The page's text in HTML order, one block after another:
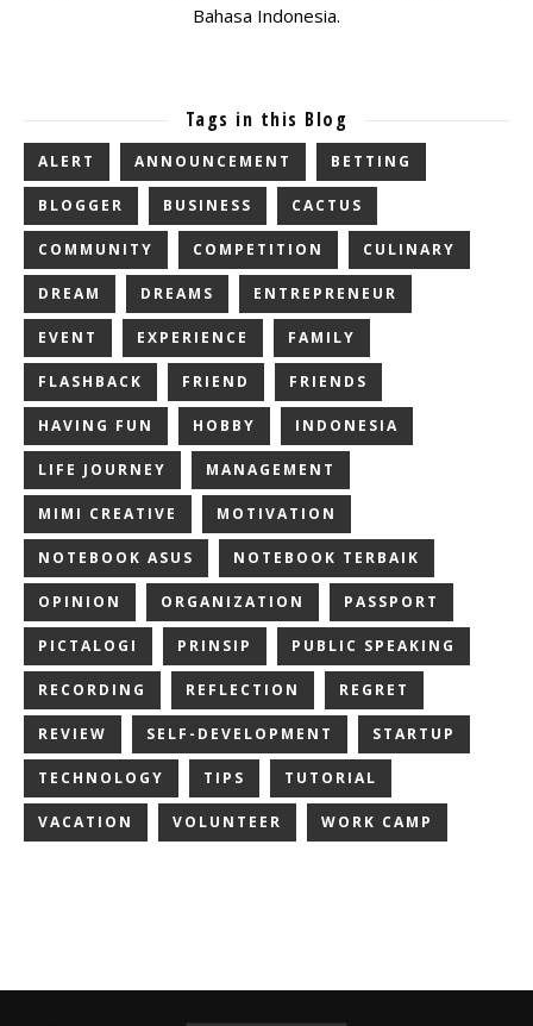
Bahasa Indonesia.
Tags in this Blog
ALERT ANNOUNCEMENT BETTING
BLOGGER BUSINESS CACTUS
COMMUNITY COMPETITION CULINARY
DREAM DREAMS ENTREPRENEUR
EVENT EXPERIENCE FAMILY
FLASHBACK FRIEND FRIENDS
HAVING FUN HOBBY INDONESIA
LIFE JOURNEY MANAGEMENT
MIMI CREATIVE MOTIVATION
NOTEBOOK ASUS NOTEBOOK TERBAIK
OPINION ORGANIZATION PASSPORT
PICTALOGI PRINSIP PUBLIC SPEAKING
RECORDING REFLECTION REGRET
REVIEW SELF-DEVELOPMENT STARTUP
TECHNOLOGY TIPS TUTORIAL
VACATION VOLUNTEER WORK CAMP